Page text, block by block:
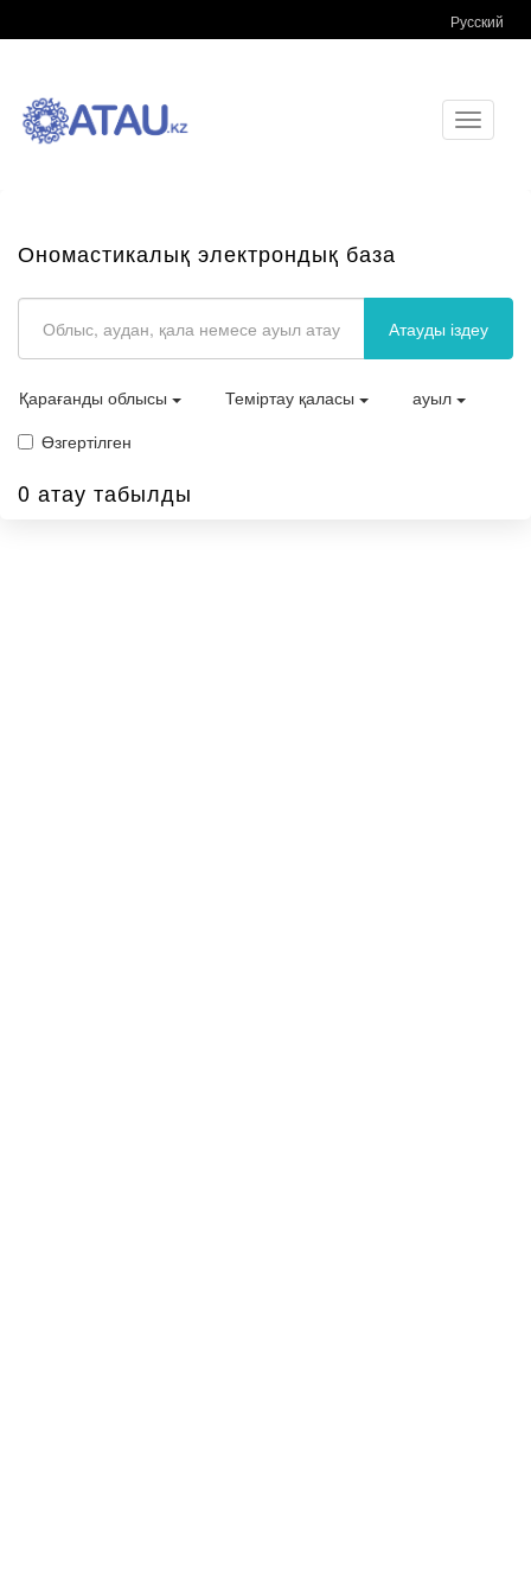
Русский
Toggle
Ономастикалық электрондық база
Атауды іздеу
Қарағанды облысы Теміртау қаласы
ауыл
Өзгертілген
0 атау табылды